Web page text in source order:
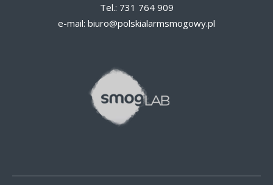
Tel.: 731 764 909
e-mail: biuro@polskialarmsmogowy.pl